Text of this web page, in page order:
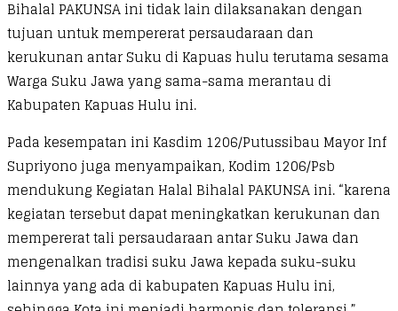
Bihalal PAKUNSA ini tidak lain dilaksanakan dengan
tujuan untuk mempererat persaudaraan dan
kerukunan antar Suku di Kapuas hulu terutama sesama
Warga Suku Jawa yang sama-sama merantau di
Kabupaten Kapuas Hulu ini.
Pada kesempatan ini Kasdim 1206/Putussibau Mayor Inf
Supriyono juga menyampaikan, Kodim 1206/Psb
mendukung Kegiatan Halal Bihalal PAKUNSA ini. “karena
kegiatan tersebut dapat meningkatkan kerukunan dan
mempererat tali persaudaraan antar Suku Jawa dan
mengenalkan tradisi suku Jawa kepada suku-suku
lainnya yang ada di kabupaten Kapuas Hulu ini,